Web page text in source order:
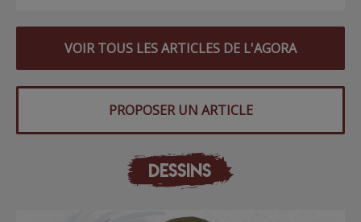
VOIR TOUS LES ARTICLES DE L'AGORA
PROPOSER UN ARTICLE
DESSINS